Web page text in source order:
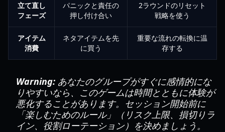
立て直し
フェーズ
パニックと責任の
押し付け合い
2ラウンドのリセット
戦略を使う
アイテム
消費
ネタアイテムを先
に買う
重要な流れの転換に温
存する
Warning: あなたのグループがすぐに感情的にな
りやすいなら、このゲームは時間とともに体験が
悪化することがあります。セッション開始前に
「楽しむためのルール」（リスク上限、損切りラ
イン、役割ローテーション）を決めましょう。